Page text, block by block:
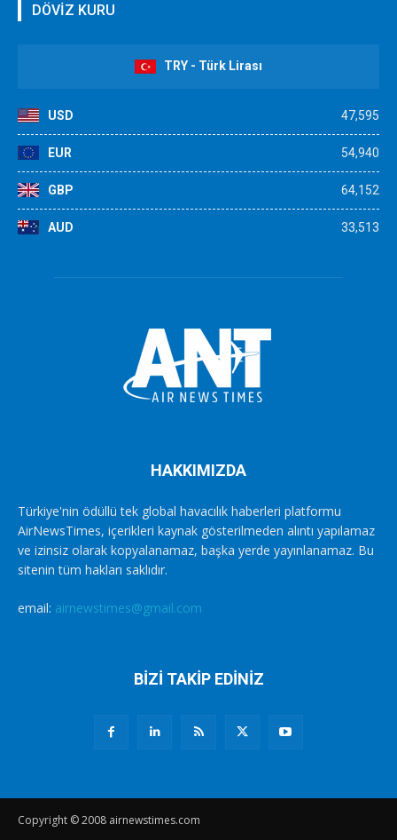
DÖVİZ KURU
TRY - Türk Lirası
USD 47,595
EUR 54,940
GBP 64,152
AUD 33,513
HAKKIMIZDA
Türkiye'nin ödüllü tek global havacılık haberleri platformu
AirNewsTimes, içerikleri kaynak gösterilmeden alıntı yapılamaz
ve izinsiz olarak kopyalanamaz, başka yerde yayınlanamaz. Bu
sitenin tüm hakları saklıdır.
email: airnewstimes@gmail.com
BİZİ TAKİP EDİNİZ
Copyright © 2008 airnewstimes.com